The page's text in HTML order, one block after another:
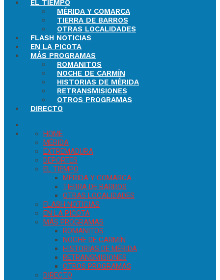
EL TIEMPO
MÉRIDA Y COMARCA
TIERRA DE BARROS
OTRAS LOCALIDADES
FLASH NOTICIAS
EN LA PICOTA
MÁS PROGRAMAS
ROMANITOS
NOCHE DE CARMÍN
HISTORIAS DE MÉRIDA
RETRANSMISIONES
OTROS PROGRAMAS
DIRECTO
HOME
MÉRIDA
EXTREMADURA
DEPORTES
EL TIEMPO
MÉRIDA Y COMARCA
TIERRA DE BARROS
OTRAS LOCALIDADES
FLASH NOTICIAS
EN LA PICOTA
MÁS PROGRAMAS
ROMANITOS
NOCHE DE CARMÍN
HISTORIAS DE MÉRIDA
RETRANSMISIONES
OTROS PROGRAMAS
DIRECTO